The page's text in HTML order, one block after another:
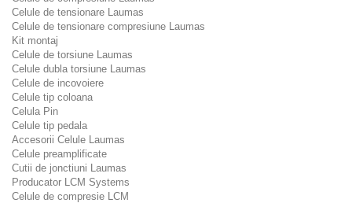
Celule de tensionare Laumas
Celule de tensionare compresiune Laumas
Kit montaj
Celule de torsiune Laumas
Celule dubla torsiune Laumas
Celule de incovoiere
Celule tip coloana
Celula Pin
Celule tip pedala
Accesorii Celule Laumas
Celule preamplificate
Cutii de jonctiuni Laumas
Producator LCM Systems
Celule de compresie LCM